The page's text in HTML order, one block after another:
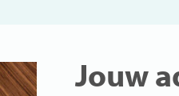
Jouw